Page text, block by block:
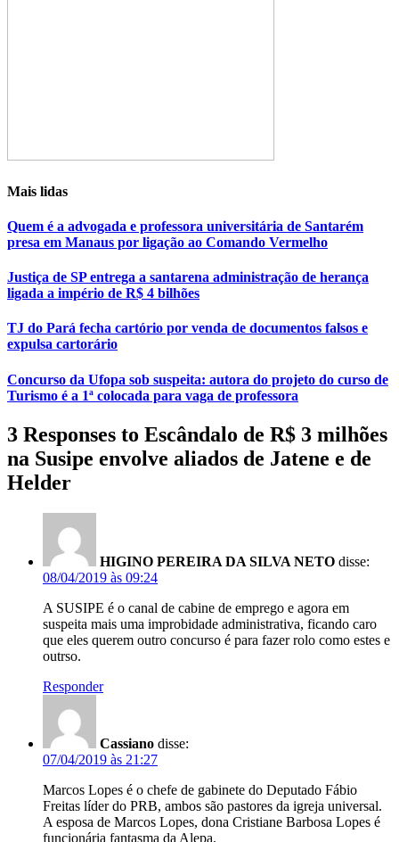
Mais lidas
Quem é a advogada e professora universitária de Santarém
presa em Manaus por ligação ao Comando Vermelho
Justiça de SP entrega a santarena administração de herança
ligada a império de R$ 4 bilhões
TJ do Pará fecha cartório por venda de documentos falsos e
expulsa cartorário
Concurso da Ufopa sob suspeita: autora do projeto do curso de
Turismo é a 1ª colocada para vaga de professora
3 Responses to Escândalo de R$ 3 milhões
na Susipe envolve aliados de Jatene e de
Helder
HIGINO PEREIRA DA SILVA NETO disse:
08/04/2019 às 09:24
A SUSIPE é o canal de cabine de emprego e agora em
suspeita mais uma improbidade administrativa, ficando caro
que eles querem outro concurso é para fazer rolo como estes e
outrso.
Responder
Cassiano disse:
07/04/2019 às 21:27
Marcos Lopes é o chefe de gabinete do Deputado Fábio
Freitas líder do PRB, ambos são pastores da igreja universal.
A esposa de Marcos Lopes, dona Cristiane Barbosa Lopes é
funcionária fantasma da Alepa.